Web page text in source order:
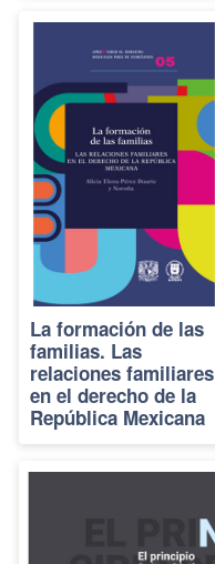
La formación de las
familias. Las
relaciones familiares
en el derecho de la
República Mexicana